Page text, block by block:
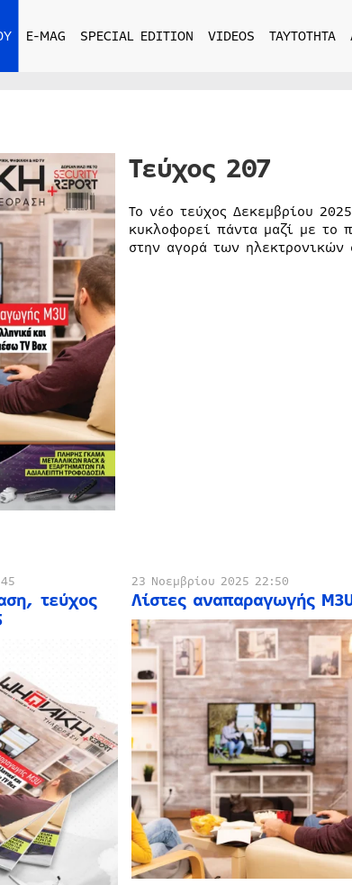
E-MAG SPECIAL EDITION VIDEOS ΤΑΥΤΟΤΗΤΑ
Τεύχος 207
Το νέο τεύχος Δεκεμβρίου
κυκλοφορεί πάντα μαζί με το
στην αγορά των ηλεκτρονικών
τεύχος
23 Νοεμβρίου 2025 22:50
Λίστες αναπαραγωγής